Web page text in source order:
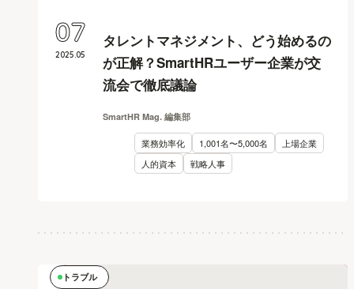
タレントマネジメント、どう始めるの
が正解？SmartHRユーザー企業が交
流会で徹底議論
SmartHR Mag. 編集部
業務効率化 1,001名〜5,000名
上場企業
人的資本
戦略人事
2025.05
07
トラブル